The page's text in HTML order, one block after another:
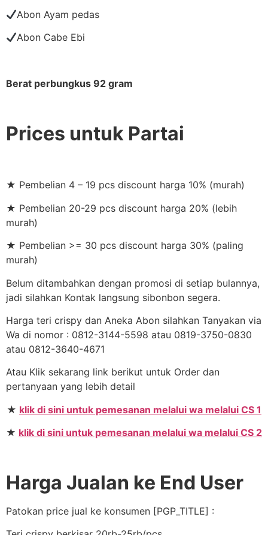
Abon Ayam pedas
Abon Cabe Ebi
Berat perbungkus 92 gram
Prices untuk Partai
★ Pembelian 4 – 19 pcs discount harga 10% (murah)
★ Pembelian 20-29 pcs discount harga 20% (lebih
murah)
★ Pembelian >= 30 pcs discount harga 30% (paling
murah)
Belum ditambahkan dengan promosi di setiap bulannya,
jadi silahkan Kontak langsung sibonbon segera.
Harga teri crispy dan Aneka Abon silahkan Tanyakan via
Wa di nomor : 0812-3144-5598 atau 0819-3750-0830
atau 0812-3640-4671
Atau Klik sekarang link berikut untuk Order dan
pertanyaan yang lebih detail
★ klik di sini untuk pemesanan melalui wa melalui CS 1
★ klik di sini untuk pemesanan melalui wa melalui CS 2
Harga Jualan ke End User
Patokan price jual ke konsumen [PGP_TITLE] :